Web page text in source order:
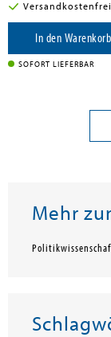
In den Warenkorb
SOFORT LIEFERBAR
Mehr